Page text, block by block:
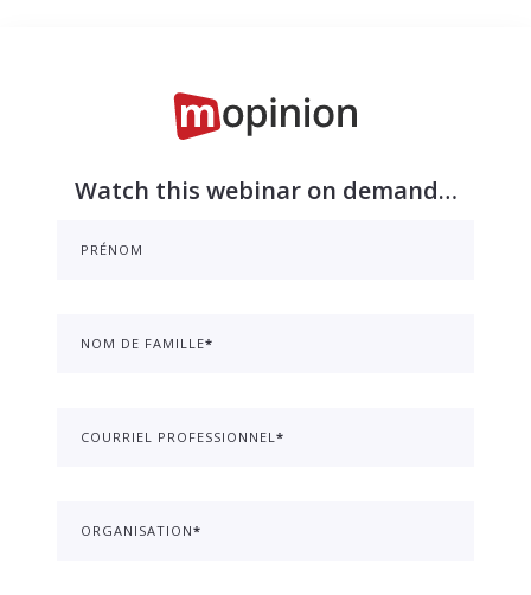
Watch this webinar on demand…
PRÉNOM
NOM DE FAMILLE*
COURRIEL PROFESSIONNEL*
ORGANISATION*